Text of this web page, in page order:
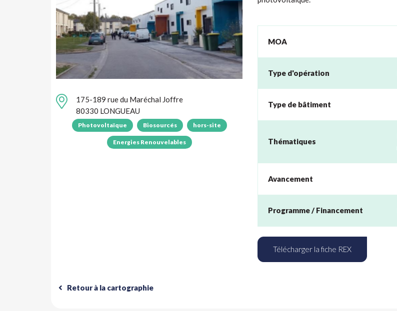
175-189 rue du Maréchal Joffre
80330 LONGUEAU
Photovoltaïque Biosourcés hors-site
Energies Renouvelables
MOA
Type d'opération
Type de bâtiment
Thématiques
Avancement
Programme / Financement
Télécharger la fiche REX
Retour à la cartographie